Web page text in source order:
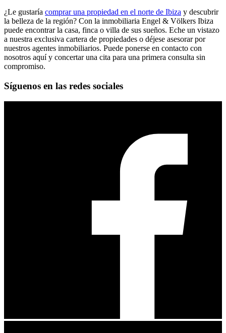
¿Le gustaría comprar una propiedad en el norte de Ibiza y descubrir
la belleza de la región? Con la inmobiliaria Engel & Völkers Ibiza
puede encontrar la casa, finca o villa de sus sueños. Eche un vistazo
a nuestra exclusiva cartera de propiedades o déjese asesorar por
nuestros agentes inmobiliarios. Puede ponerse en contacto con
nosotros aquí y concertar una cita para una primera consulta sin
compromiso.
Síguenos en las redes sociales